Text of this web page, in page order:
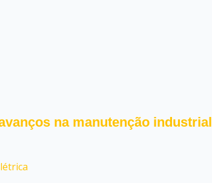
na manutenção industrial